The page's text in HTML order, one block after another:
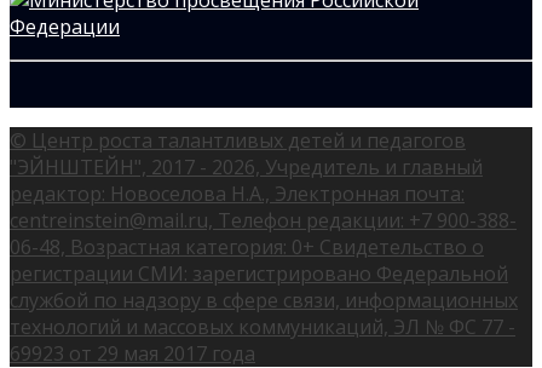
© Центр роста талантливых детей и педагогов
"ЭЙНШТЕЙН", 2017 - 2026, Учредитель и главный
редактор: Новоселова Н.А., Электронная почта:
centreinstein@mail.ru, Телефон редакции: +7 900-388-
06-48, Возрастная категория: 0+ Свидетельство о
регистрации СМИ: зарегистрировано Федеральной
службой по надзору в сфере связи, информационных
технологий и массовых коммуникаций, ЭЛ № ФС 77 -
69923 от 29 мая 2017 года